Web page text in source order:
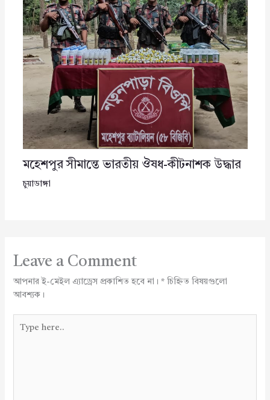
মহেশপুর সীমান্তে ভারতীয় ঔষধ-কীটনাশক উদ্ধার
চুয়াডাঙ্গা
Leave a Comment
আপনার ই-মেইল এ্যাড্রেস প্রকাশিত হবে না। *চিহ্নিত বিষয়গুলো
আবশ্যক।
here..